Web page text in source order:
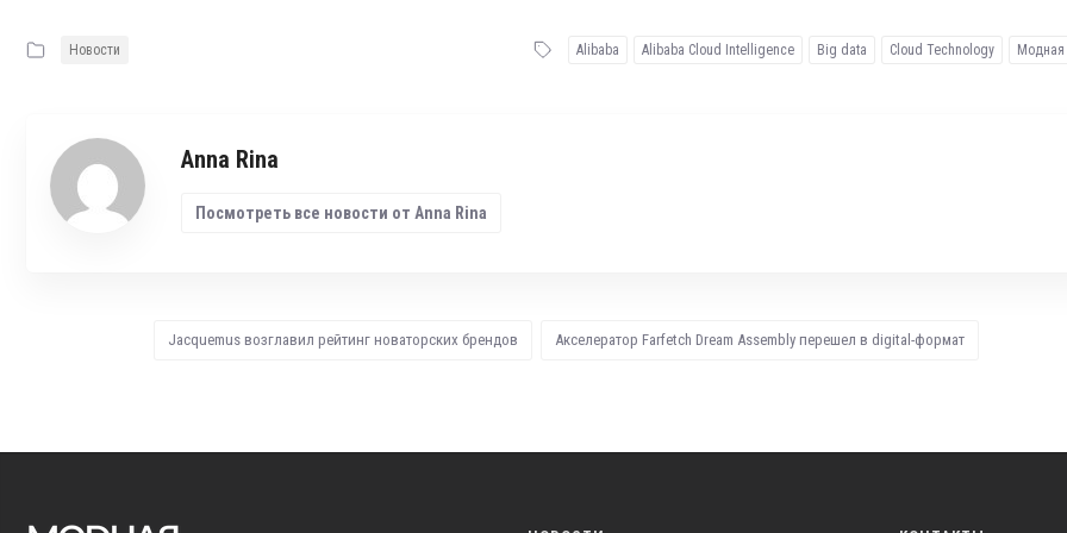
Новости Alibaba Alibaba Cloud Intelligence Big data Cloud Technology Модная
Anna Rina
Посмотреть все новости от Anna Rina
Jacquemus возглавил рейтинг новаторских брендов Акселератор Farfetch Dream Assembly перешел в digital-формат